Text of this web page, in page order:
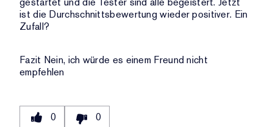
ist die Durchschnittsbewertung wieder positiver. Ein
Zufall?
Fazit Nein, ich würde es einem Freund nicht
empfehlen
0 0